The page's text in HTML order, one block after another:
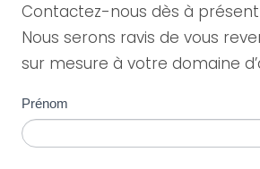
Contactez-nous dès à
Nous serons ravis de vous
sur mesure à votre domaine
Nous
contacter
Prénom